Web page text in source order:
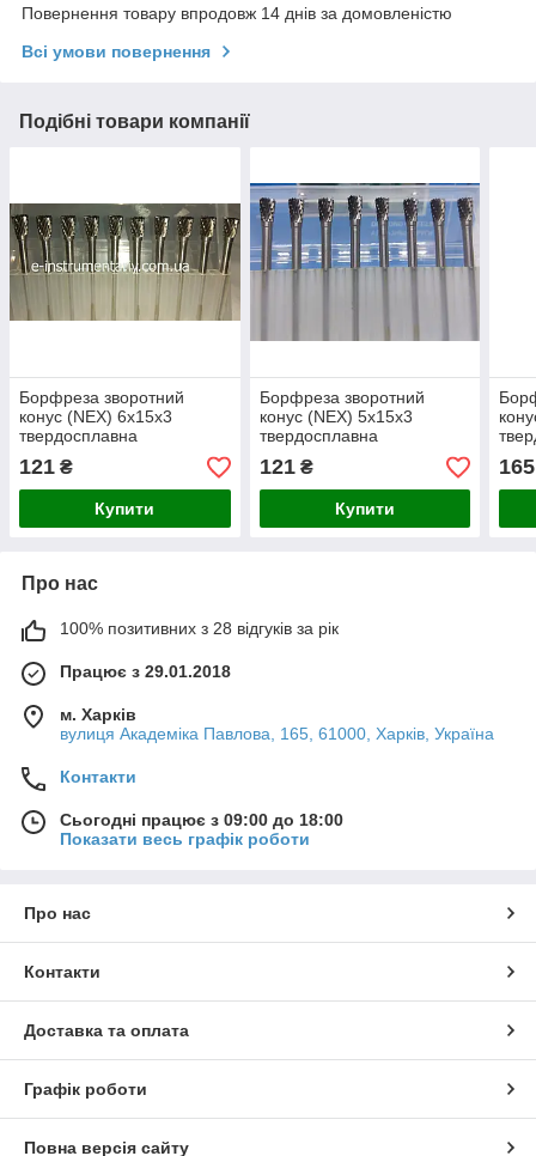
Повернення товару впродовж 14 днів за домовленістю
Всі умови повернення
Подібні товари компанії
Борфреза зворотний
конус (NEX) 6х15х3
твердосплавна
121 ₴
Купити
Борфреза зворотний
конус (NEX) 5х15х3
твердосплавна
121₴
Купити
165
Про нас
100% позитивних з 28 відгуків за рік
Працює з 29.01.2018
м. Харків
вулиця Академіка Павлова, 165, 61000, Харків, Україна
Контакти
Сьогодні працює з 09:00 до 18:00
Показати весь графік роботи
Про нас
Контакти
Доставка та оплата
Графік роботи
Повна версія сайту